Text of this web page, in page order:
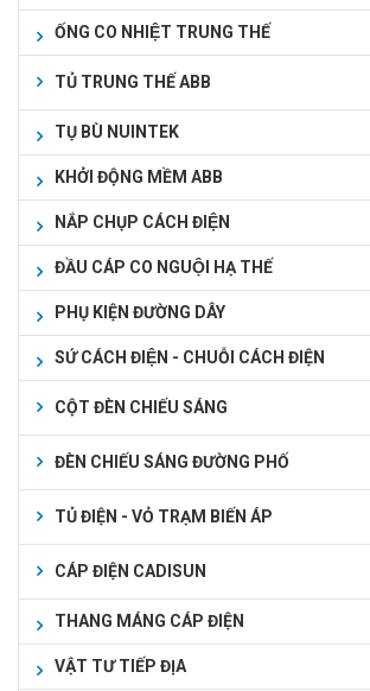
ỐNG CO NHIỆT TRUNG THẾ
TỦ TRUNG THẾ ABB
TỤ BÙ NUINTEK
KHỞI ĐỘNG MỀM ABB
NẮP CHỤP CÁCH ĐIỆN
ĐẦU CÁP CO NGUỘI HẠ THẾ
PHỤ KIỆN ĐƯỜNG DÂY
SỨ CÁCH ĐIỆN - CHUỖI CÁCH ĐIỆN
CỘT ĐÈN CHIẾU SÁNG
ĐÈN CHIẾU SÁNG ĐƯỜNG PHỐ
TỦ ĐIỆN - VỎ TRẠM BIẾN ÁP
CÁP ĐIỆN CADISUN
THANG MÁNG CÁP ĐIỆN
VẬT TƯ TIẾP ĐỊA